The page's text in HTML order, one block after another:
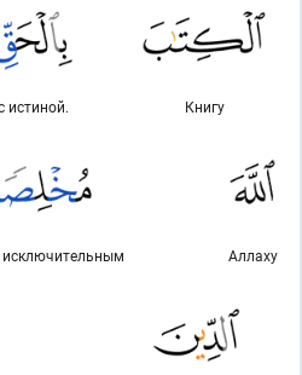
Книгу
истиной.
Аллаху
исключительным